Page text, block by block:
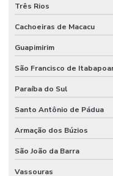
Distribuidora De Válvula
Distribuidora Mangueira
Engate Rápido Hidráulico
Firesleeve Fibra De Vidro
Flange Aço Carbono
Flange Aço Carbono
Flange Inox 304 E 316
Três Rios
Cachoeiras de Macacu
Guapimirim
São Francisco de
Paraíba do Sul
Santo Antônio de Pádua
Armação dos Búzios
São João da Barra
Vassouras